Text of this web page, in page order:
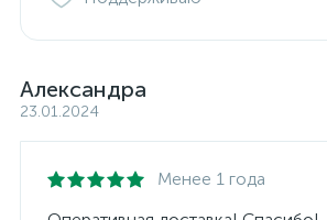
Александра
23.01.2024
Менее 1 года